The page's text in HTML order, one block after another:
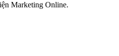
Marketing Online.